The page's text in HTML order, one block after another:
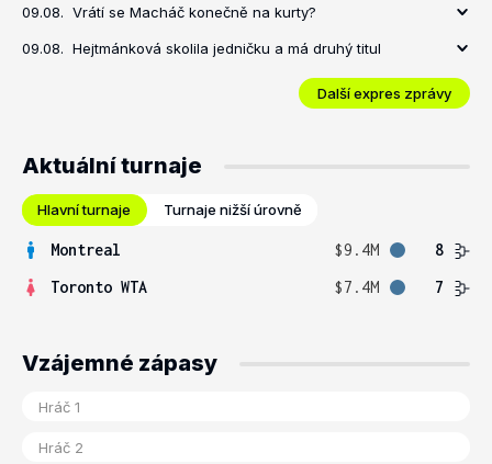
09.08. Vrátí se Macháč konečně na kurty?
09.08. Hejtmánková skolila jedničku a má druhý titul
Další expres zprávy
Aktuální turnaje
Hlavní turnaje Turnaje nižší úrovně
Montreal $9.4M
8
Toronto WTA
$7.4M 7
Vzájemné zápasy